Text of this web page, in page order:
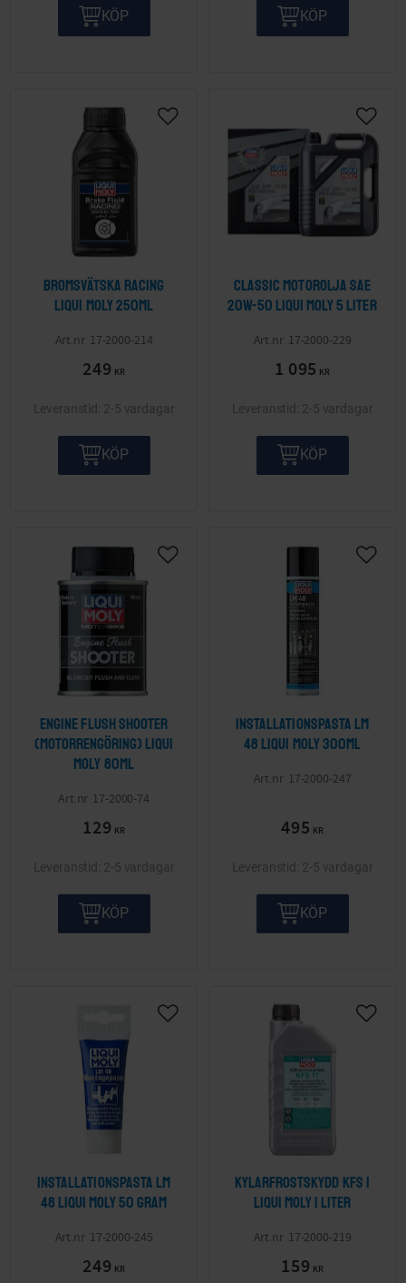
KÖP KÖP
Bromsvätska Racing
LIQUI MOLY 250ml
17-2000-214
249 KR
Lägg till i önskelista
2-5 vardagar
KÖP
Classic Motorolja Sae
20W-50 LIQUI MOLY 5 liter
17-2000-229
1 095 KR
Lägg
2-5 vardagar
KÖP
Engine Flush Shooter
(Motorrengöring) LIQUI
MOLY 80ml
17-2000-74
129 KR
Lägg till i önskelista
2-5 vardagar
KÖP
Installationspasta Lm
48 LIQUI MOLY 300ml
17-2000-247
495 KR
Lägg
2-5 vardagar
KÖP
Installationspasta Lm
48 LIQUI MOLY 50 gram
17-2000-245
249 KR
Lägg till i önskelista
Kylarfrostskydd Kfs 1
LIQUI MOLY 1 liter
17-2000-219
159 KR
Lägg